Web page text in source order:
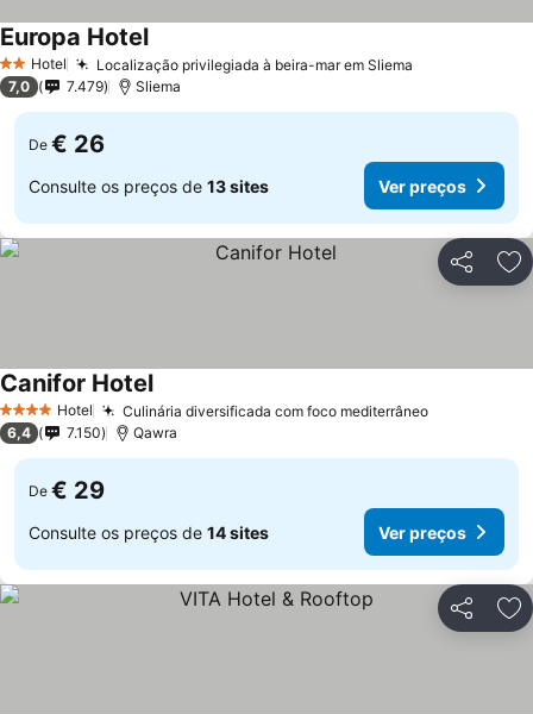
2 Estrelas
Hotel Localização privilegiada à beira-mar em Sliema
Europa HotelVer preços
7,0 7.479 Sliema
De € 26
Consulte os preços de 13 sites Ver preços
Partilhar
4 EstrelasHotel Culinária diversificada com foco mediterrâneoVer preços
Canifor HotelVer preços
6,4 7.150 Qawra
De € 29
Consulte os preços de 14 sites Ver preços
Partilhar